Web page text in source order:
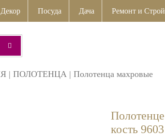
Посуда Дача Ремонт и
|ПОЛОТЕНЦА |Полотенца махровые
кость